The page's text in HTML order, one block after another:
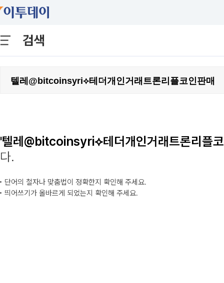
검색
'텔레@bitcoinsyri⟡테더개인거래트론리플
다.
단어의 철자나 맞춤법이 정확한지 확인해 주세요.
띄어쓰기가 올바르게 되었는지 확인해 주세요.